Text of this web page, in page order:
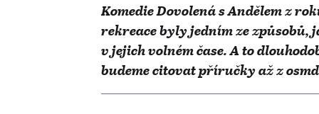
Komedie Dovolená s Andělem z
rekreace byly jedním ze způsobů,
v jejich volném čase. A to
budeme citovat příručky až z